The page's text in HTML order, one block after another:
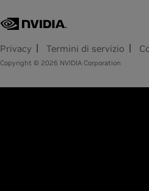
Privacy Termini di servizio
Copyright © 2026 NVIDIA Corporation